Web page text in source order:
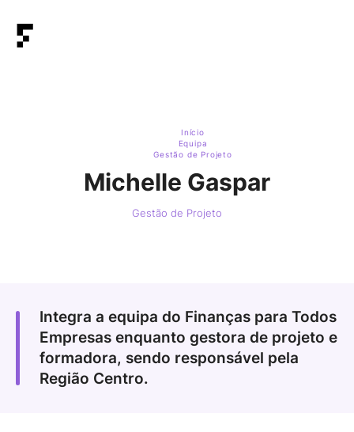
Início
Equipa
Gestão de Projeto
Michelle Gaspar
Gestão de Projeto
Integra a equipa do Finanças para Todos
Empresas enquanto gestora de projeto e
formadora, sendo responsável pela
Região Centro.